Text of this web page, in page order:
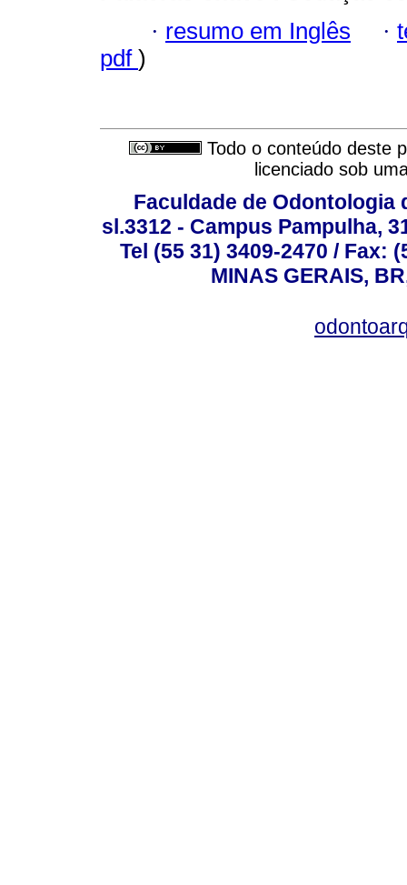
· resumo em Inglês ·
pdf )
Todo o conteúdo deste
licenciado sob
Faculdade de Odontologia
sl.3312 - Campus Pampulha,
Tel (55 31) 3409-2470 / Fax:
MINAS GERAIS,